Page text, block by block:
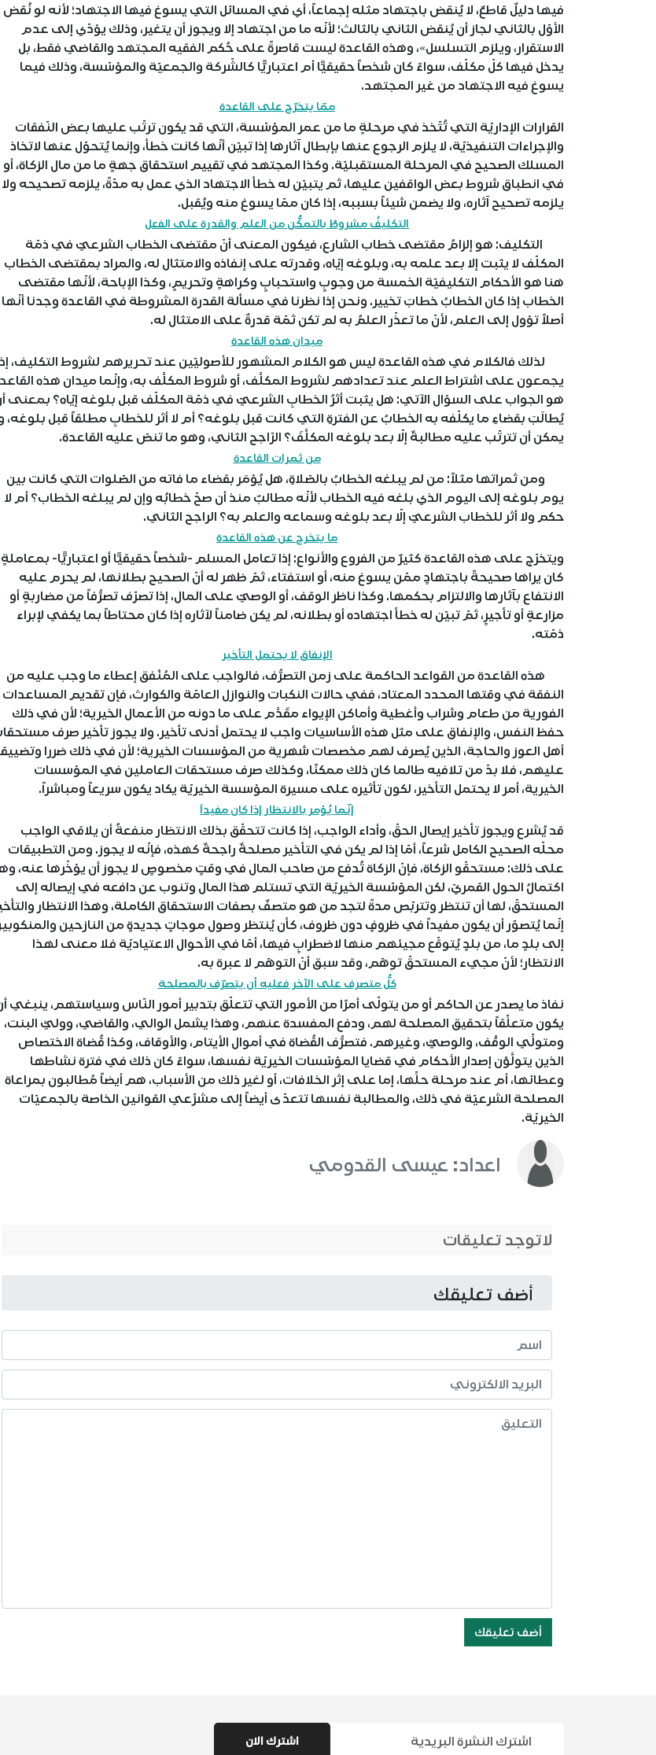
فيها دليلٌ قاطعٌ، لا يُنقض باجتهاد مثله إجماعاً، أي في المسائل التي يسوغ فيها الاجتهاد؛ لأنه لو نُقض
الأوّل بالثاني لجاز أن يُنقض الثاني بالثالث؛ لأنّه ما من اجتهاد إلا ويجوز أن يتغير، وذلك يؤدّي إلى عدم
الاستقرار، ويلزم التسلسل»، وهذه القاعدة ليست قاصرةً على حُكم الفقيه المجتهد والقاضي فقط، بل
يدخل فيها كلّ مكلّف، سواءً كان شخصاً حقيقيًّا أم اعتباريًّا كالشّركة والجمعيّة والمؤسّسة، وذلك فيما
يسوغ فيه الاجتهاد من غير المجتهد.
ممّا يتخرّج على القاعدة
القرارات الإداريّة التي تُتّخذ في مرحلةٍ ما من عمر المؤسّسة، التي قد يكون ترتّب عليها بعض النّفقات
والإجراءات التنفيذيّة، لا يلزم الرجوع عنها بإبطال آثارها إذا تبيّن أنّها كانت خطأ، وإنما يُتحوّل عنها لاتخاذ
المسلك الصحيح في المرحلة المستقبليّة. وكذا المجتهد في تقييم استحقاق جهةٍ ما من مال الزكاة، أو
في انطباق شروط بعض الواقفين عليها، ثم يتبيّن له خطأ الاجتهاد الذي عمل به مدّةً، يلزمه تصحيحه ولا
يلزمه تصحيح آثاره، ولا يضمن شيئاً بسببه، إذا كان ممّا يسوغ منه ويُقبل.
التكليفُ مشروطٌ بالتمكُّن من العلم والقدرة على الفعل
التكليف: هو إلزامُ مقتضى خطاب الشارع، فيكون المعنى أنّ مقتضى الخطاب الشرعيّ في ذمّة
المكلّف لا يثبت إلا بعد علمه به، وبلوغه إيّاه، وقدرته على إنفاذه والامتثال له، والمراد بمقتضى الخطاب
هنا هو الأحكام التكليفيّة الخمسة من وجوبٍ واستحبابٍ وكراهةٍ وتحريمٍ، وكذا الإباحة، لأنّها مقتضى
الخطاب إذا كان الخطابُ خطابَ تخيير. ونحن إذا نظرنا في مسألة القدرة المشروطة في القاعدة وجدنا أنّها
أصلاً تؤول إلى العلم، لأنّ ما تعذّر العلمُ به لم تكن ثمّة قدرةٌ على الامتثال له.
ميدان هذه القاعدة
لذلك فالكلام في هذه القاعدة ليس هو الكلام المشهور للأصوليّين عند تحريرهم لشروط التكليف، إذ
يجمعون على اشتراط العلم عند تعدادهم لشروط المكلَّف، أو شروط المكلَّف به، وإنّما ميدان هذه
هو الجواب على السؤال الآتي: هل يثبت أثرُ الخطابِ الشرعيّ في ذمّة المكلّف قبل بلوغه إيّاه؟ بمعنى
يُطالَبَ بقضاءِ ما يكلّفه به الخطابُ عن الفترةِ التي كانت قبل بلوغه؟ أم لا أثر للخطابِ مطلقاً قبل بلوغه،
يمكن أن تترتّب عليه مطالبةٌ إلّا بعد بلوغه المكلَّفَ؟ الرّاجح الثاني، وهو ما تنصّ عليه القاعدة.
من ثمرات القاعدة
ومن ثمراتها مثلاً: من لم يبلغه الخطابُ بالصّلاةِ، هل يُؤمَر بقضاء ما فاته من الصّلوات التي كانت بين
يوم بلوغه إلى اليوم الذي بلغه فيه الخطاب لأنّه مطالبٌ منذ أن صحّ خطابُه وإن لم يبلغه الخطاب؟ أم لا
حكم ولا أثر للخطاب الشرعيّ إلّا بعد بلوغه وسماعه والعلم به؟ الراجح الثاني.
ما يتخرج عن هذه القاعدة
ويتخرّج على هذه القاعدة كثيرٌ من الفروع والأنواع: إذا تعامل المسلم -شخصاً حقيقيًّا أو اعتباريًّا- بمعاملةٍ
كان يراها صحيحةً باجتهادٍ ممّن يسوغ منه، أو استفتاء، ثمّ ظهر له أنّ الصحيح بطلانها، لم يحرم عليه
الانتفاع بآثارها والالتزام بحكمها. وكذا ناظر الوقف، أو الوصيّ على المال، إذا تصرّف تصرُّفاً من مضاربةٍ أو
مزارعةٍ أو تأجيرٍ، ثمّ تبيّن له خطأ اجتهاده أو بطلانه، لم يكن ضامناً لآثاره إذا كان محتاطاً بما يكفي لإبراء
ذمّته.
الإنفاق لا يحتمل التأخير
هذه القاعدة من القواعد الحاكمة على زمن التصرُّف، فالواجب على المُنْفق إعطاء ما وجب عليه من
النفقة في وقتها المحدد المعتاد، ففي حالات النكبات والنوازل العامّة والكوارث، فإن تقديم المساعدات
الفورية من طعام وشراب وأغطية وأماكن الإيواء مقَدَّم على ما دونه من الأعمال الخيرية؛ لأن في ذلك
حفظ النفس، والإنفاق على مثل هذه الأساسيات واجب لا يحتمل أدنى تأخير. ولا يجوز تأخير صرف
أهل العوز والحاجة، الذين يُصرف لهم مخصصات شهرية من المؤسسات الخيرية؛ لأن في ذلك ضررا
عليهم، فلا بدّ من تلافيه طالما كان ذلك ممكنًا، وكذلك صرف مستحقات العاملين في المؤسسات
الخيرية، أمر لا يحتمل التأخير، لكون تأثيره على مسيرة المؤسسة الخيريّة يكاد يكون سريعاً ومباشراً.
إنّما يُؤمر بالانتظار إذا كان مفيداً
قد يُشرع ويجوز تأخير إيصال الحقّ، وأداء الواجب، إذا كانت تتحقّق بذلك الانتظار منفعةُ أن يلاقي الواجب
محلّه الصحيح الكامل شرعاً، أمّا إذا لم يكن في التأخير مصلحةٌ راجحةٌ كهذه، فإنّه لا يجوز. ومن التطبيقات
على ذلك: مستحقّو الزكاة، فإنّ الزكاة تُدفع من صاحب المال في وقتٍ مخصوصٍ لا يجوز أن يؤخّرها عنه،
اكتمالُ الحول القمريّ، لكن المؤسّسة الخيريّة التي تستلم هذا المال وتنوب عن دافعه في إيصاله إلى
المستحقّ، لها أن تنتظر وتتربّص مدةً لتجد من هو متصفٌ بصفات الاستحقاق الكاملة، وهذا الانتظار
إنّما يُتصوّر أن يكون مفيداً في ظروفٍ دون ظروف، كأن يُنتظر وصول موجاتٍ جديدةٍ من النازحين
إلى بلدٍ ما، من بلدٍ يُتوقّع مجيئهم منها لاضطرابٍ فيها، أمّا في الأحوال الاعتياديّة فلا معنى لهذا
الانتظار؛ لأنّ مجيء المستحقّ توهّم، وقد سبق أنّ التوهّم لا عبرة به.
كلُّ متصرف على الآخر فعليه أن يتصرّف بالمصلحة
نفاذ ما يصدر عن الحاكم أو من يتولّى أمرًا من الأمور التي تتعلّق بتدبير أمور النّاس وسياستهم، ينبغي
يكون متعلِّقاً بتحقيق المصلحة لهم، ودفع المفسدة عنهم، وهذا يشمل الوالي، والقاضي، ووليَّ البنت،
ومتولِّي الوقْف، والوصيَّ، وغيرهم. فتصرُّف القُضاة في أموال الأيتام، والأوقاف، وكذا قُضاة الاختصاص
الذين يتولَّوْن إصدار الأحكام في قضايا المؤسّسات الخيريّة نفسها، سواءً كان ذلك في فترة نشاطها
وعطائها، أم عند مرحلة حلِّها، إما على إثر الخلافات، أو لغير ذلك من الأسباب، هم أيضاً مُطالبون بمراعاة
المصلحة الشرعيّة في ذلك، والمطالبة نفسها تتعدّى أيضاً إلى مشرِّعي القوانين الخاصة بالجمعيّات
الخيريّة.
اعداد: عيسى القدومي
لاتوجد تعليقات
أضف تعليقك
أضف تعليقك